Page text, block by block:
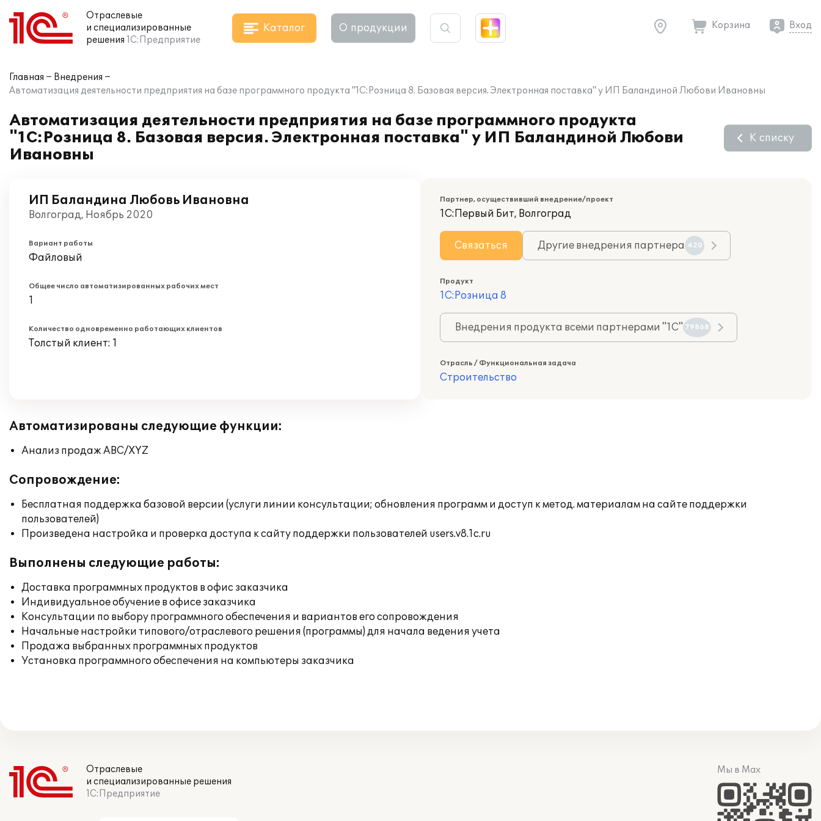
Отраслевые
и специализированные
решения 1С:Предприятие
Каталог О продукции Корзина Вход
Главная
Внедрения
Автоматизация деятельности предприятия на базе программного продукта "1С:Розница 8. Базовая версия. Электронная поставка" у ИП Баландиной Любови Ивановны
Автоматизация деятельности предприятия на базе программного продукта
"1С:Розница 8. Базовая версия. Электронная поставка" у ИП Баландиной Любови
Ивановны
К списку
ИП Баландина Любовь Ивановна
Волгоград, Ноябрь 2020
Вариант работы
Файловый
Общее число автоматизированных рабочих мест
1
Количество одновременно работающих клиентов
Толстый клиент: 1
Партнер, осуществивший внедрение/проект
1С:Первый Бит, Волгоград
Связаться Другие внедрения партнера 420
Продукт
1С:Розница 8
Внедрения продукта всеми партнерами "1С" 79868
Отрасль / Функциональная задача
Строительство
Автоматизированы следующие функции:
Анализ продаж ABC/XYZ
Сопровождение:
Бесплатная поддержка базовой версии (услуги линии консультации; обновления программ и доступ к метод. материалам на сайте поддержки
пользователей)
Произведена настройка и проверка доступа к сайту поддержки пользователей users.v8.1c.ru
Выполнены следующие работы:
Доставка программных продуктов в офис заказчика
Индивидуальное обучение в офисе заказчика
Консультации по выбору программного обеспечения и вариантов его сопровождения
Начальные настройки типового/отраслевого решения (программы) для начала ведения учета
Продажа выбранных программных продуктов
Установка программного обеспечения на компьютеры заказчика
Отраслевые
и специализированные решения
1С:Предприятие
Мы в Max